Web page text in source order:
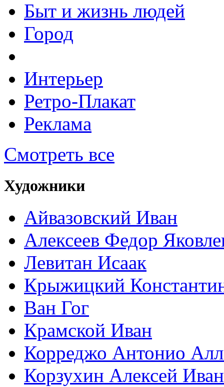
Быт и жизнь людей
Город
Интерьер
Ретро-Плакат
Реклама
Смотреть все
Художники
Айвазовский Иван
Алексеев Федор
Левитан Исаак
Крыжицкий
Ван Гог
Крамской Иван
Корреджо Антонио
Корзухин Алексей